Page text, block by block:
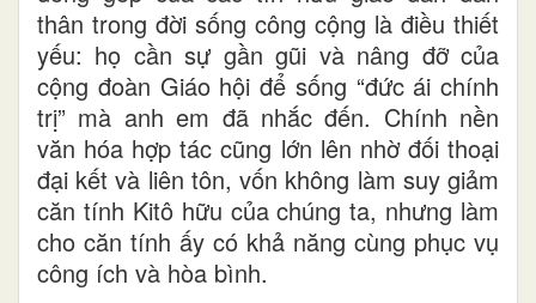
thân trong đời sống công cộng là điều thiết
yếu: họ cần sự gần gũi và nâng đỡ của
cộng đoàn Giáo hội để sống “đức ái chính
trị” mà anh em đã nhắc đến. Chính nền
văn hóa hợp tác cũng lớn lên nhờ đối thoại
đại kết và liên tôn, vốn không làm suy giảm
căn tính Kitô hữu của chúng ta, nhưng làm
cho căn tính ấy có khả năng cùng phục vụ
công ích và hòa bình.